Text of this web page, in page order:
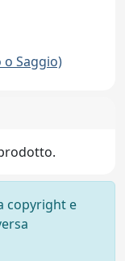
Saggio)
copyright e